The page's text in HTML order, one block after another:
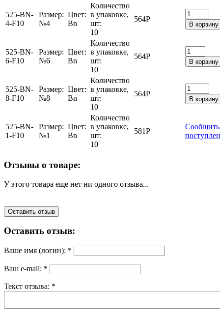
525-BN-
4-F10
Размер:
№4
Цвет:
Bn
Количество
в упаковке,
шт:
10
564Р
В корзину
525-BN-
6-F10
Размер:
№6
Цвет:
Bn
Количество
в упаковке,
шт:
10
564Р
В корзину
525-BN-
8-F10
Размер:
№8
Цвет:
Bn
Количество
в упаковке,
шт:
10
564Р
В корзину
525-BN-
1-F10
Размер:
№1
Цвет:
Bn
Количество
в упаковке,
шт:
10
581Р
Отзывы о товаре:
У этого товара еще нет ни одного отзыва...
Оставить отзыв
Оставить отзыв:
Ваше имя (логин): *
Ваш e-mail: *
Текст отзыва: *